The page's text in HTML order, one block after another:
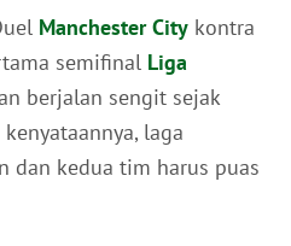
Manchester City kontra
semifinal Liga
berjalan sengit sejak
laga
dan kedua tim harus puas